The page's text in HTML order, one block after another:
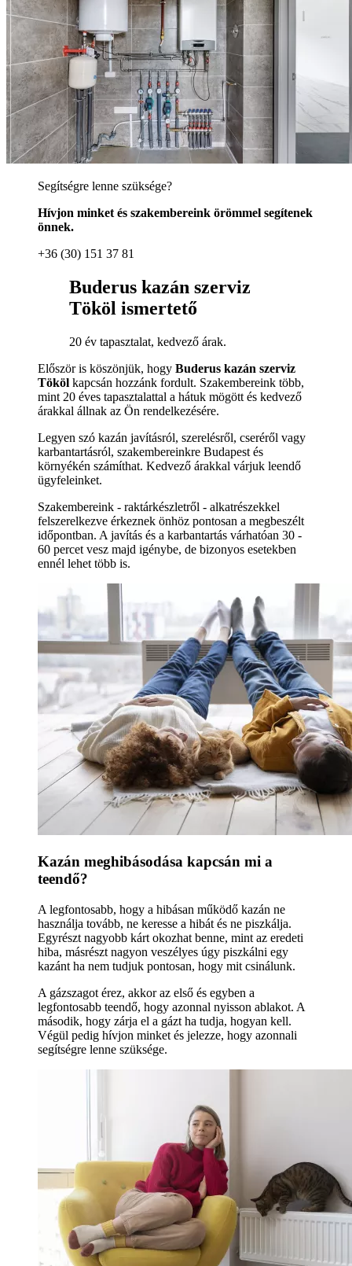
Segítségre lenne szüksége?
Hívjon minket és szakembereink örömmel segítenek
önnek.
+36 (30) 151 37 81
Buderus kazán szerviz
Tököl ismertető
20 év tapasztalat, kedvező árak.
Először is köszönjük, hogy Buderus kazán szerviz
Tököl kapcsán hozzánk fordult. Szakembereink több,
mint 20 éves tapasztalattal a hátuk mögött és kedvező
árakkal állnak az Ön rendelkezésére.
Legyen szó kazán javításról, szerelésről, cseréről vagy
karbantartásról, szakembereinkre Budapest és
környékén számíthat. Kedvező árakkal várjuk leendő
ügyfeleinket.
Szakembereink - raktárkészletről - alkatrészekkel
felszerelkezve érkeznek önhöz pontosan a megbeszélt
időpontban. A javítás és a karbantartás várhatóan 30 -
60 percet vesz majd igénybe, de bizonyos esetekben
ennél lehet több is.
Kazán meghibásodása kapcsán mi a
teendő?
A legfontosabb, hogy a hibásan működő kazán ne
használja tovább, ne keresse a hibát és ne piszkálja.
Egyrészt nagyobb kárt okozhat benne, mint az eredeti
hiba, másrészt nagyon veszélyes úgy piszkálni egy
kazánt ha nem tudjuk pontosan, hogy mit csinálunk.
A gázszagot érez, akkor az első és egyben a
legfontosabb teendő, hogy azonnal nyisson ablakot. A
második, hogy zárja el a gázt ha tudja, hogyan kell.
Végül pedig hívjon minket és jelezze, hogy azonnali
segítségre lenne szüksége.